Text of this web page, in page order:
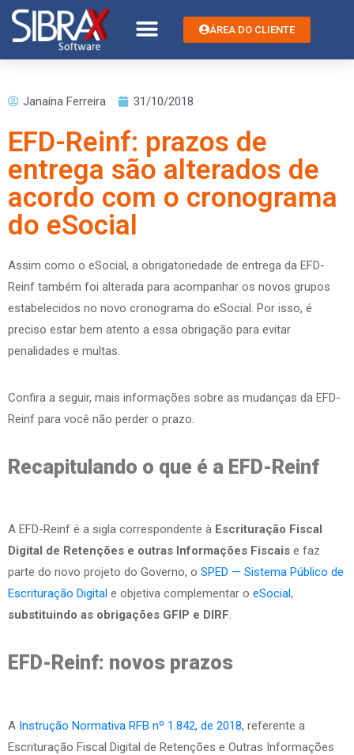
ÁREA DO CLIENTE
Janaína Ferreira 31/10/2018
EFD-Reinf: prazos de
entrega são alterados de
acordo com o cronograma
do eSocial
Assim como o eSocial, a obrigatoriedade de entrega da EFD-
Reinf também foi alterada para acompanhar os novos grupos
estabelecidos no novo cronograma do eSocial. Por isso, é
preciso estar bem atento a essa obrigação para evitar
penalidades e multas.
Confira a seguir, mais informações sobre as mudanças da EFD-
Reinf para você não perder o prazo.
Recapitulando o que é a EFD-Reinf
A EFD-Reinf é a sigla correspondente à Escrituração Fiscal
Digital de Retenções e outras Informações Fiscais e faz
parte do novo projeto do Governo, o SPED — Sistema Público de
Escrituração Digital e objetiva complementar o eSocial,
substituindo as obrigações GFIP e DIRF.
EFD-Reinf: novos prazos
A Instrução Normativa RFB nº 1.842, de 2018, referente a
Escrituração Fiscal Digital de Retenções e Outras Informações